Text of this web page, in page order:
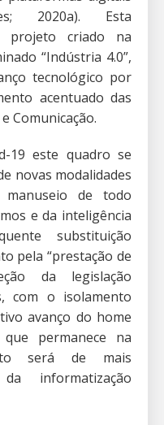
2020a). Esta
projeto criado na
“Indústria 4.0”,
tecnológico por
acentuado das
Comunicação.
19 este quadro se
novas modalidades
de todo
e da inteligência
substituição
pela “prestação de
da legislação
com o isolamento
avanço do home
permanece na
será de mais
informatização